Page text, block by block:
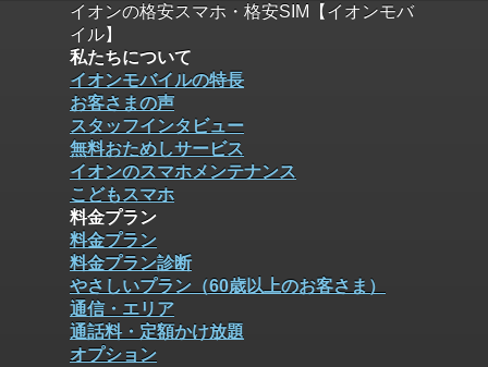
イオンの格安スマホ・格安SIM【イオンモバ
イル】
私たちについて
イオンモバイルの特長
お客さまの声
スタッフインタビュー
無料おためしサービス
イオンのスマホメンテナンス
こどもスマホ
料金プラン
料金プラン
料金プラン診断
やさしいプラン（60歳以上のお客さま）
通信・エリア
通話料・定額かけ放題
オプション